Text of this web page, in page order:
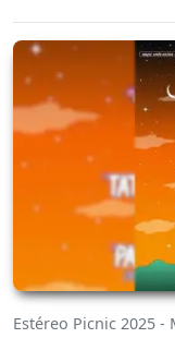
Estéreo Picnic 2025 -